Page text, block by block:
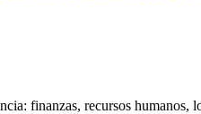
finanzas, recursos